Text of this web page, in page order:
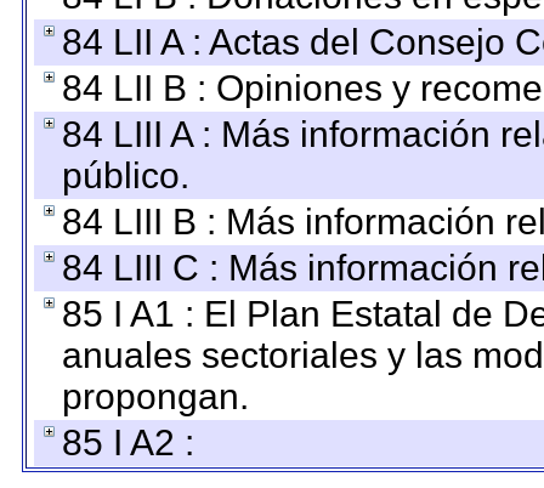
84 LII A : Actas del Consejo
84 LII B : Opiniones y
84 LIII A : Más información
público.
84 LIII B : Más información
84 LIII C : Más información
85 I A1 : El Plan Estatal de
anuales sectoriales y las
propongan.
85 I A2 :